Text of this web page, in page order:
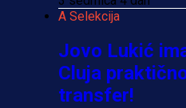
A Selekcija
Jovo Lukić
Cluja
transfer!